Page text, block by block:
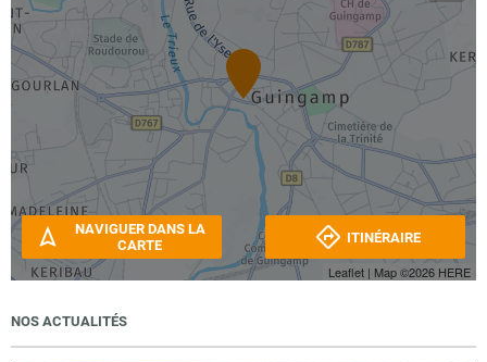
Leaflet | Map ©2026 HERE
NAVIGUER DANS LA
CARTE
ITINÉRAIRE
NOS ACTUALITÉS